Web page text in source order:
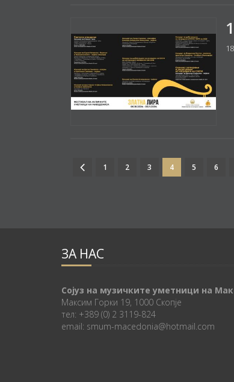
1 2 3 4 5 6
ЗА НАС
Сојуз на музичките уметници на
Максим Горки 19, 1000 Скопје
тел: +389 (0) 2 3119-824
email: smum-macedonia@hotmail.com